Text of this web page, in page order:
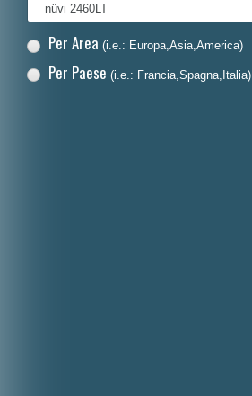
Dansk
Per Area (i.e.: Europa,Asia,America)
Per Paese (i.e.: Francia,Spagna,Italia)